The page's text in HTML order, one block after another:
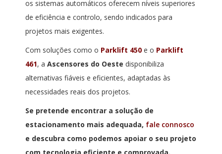
os sistemas automáticos oferecem níveis superiores
de eficiência e controlo, sendo indicados para
projetos mais exigentes.
Com soluções como o Parklift 450e o Parklift
461, a Ascensores do Oeste disponibiliza
alternativas fiáveis e eficientes, adaptadas às
necessidades reais dos projetos.
Se pretende encontrar a solução de
estacionamento mais adequada, fale connosco
e descubra como podemos apoiar o seu projeto